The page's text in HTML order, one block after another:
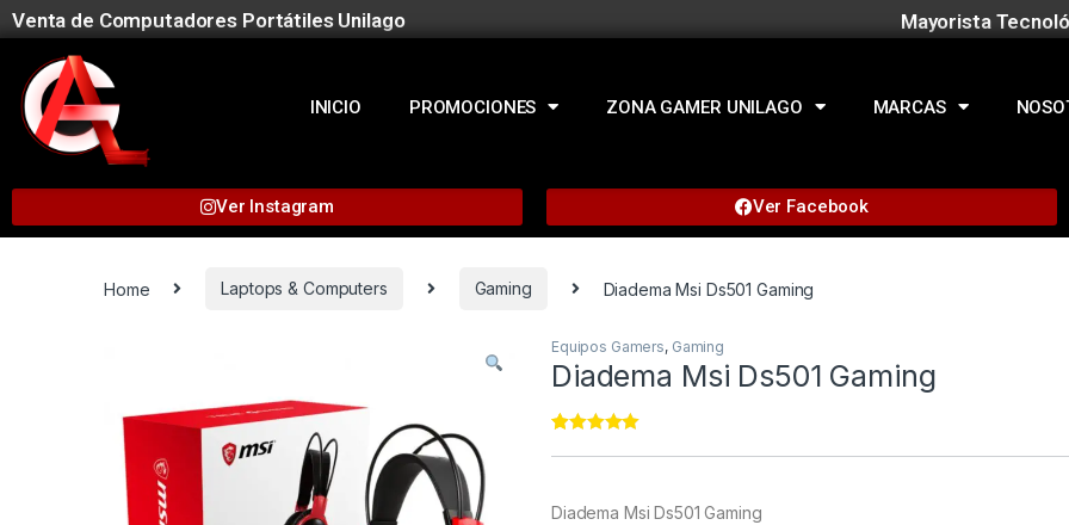
Venta de Computadores Portátiles Unilago Mayorista
INICIO PROMOCIONES ZONA GAMER UNILAGO MARCAS
Ver Instagram Ver Facebook
Home Laptops & Computers Gaming Diadema Msi Ds501 Gaming
Equipos Gamers, Gaming
Diadema Msi Ds501 Gaming
ratings
Diadema Msi Ds501 Gaming